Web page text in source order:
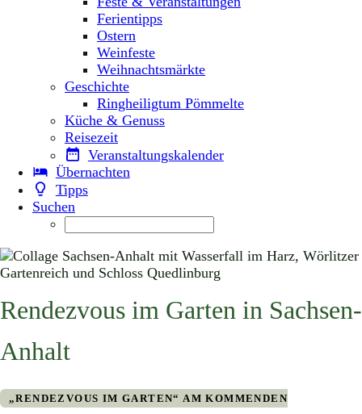
Ferientipps
Ostern
Weinfeste
Weihnachtsmärkte
Geschichte
Ringheiligtum Pömmelte
Küche & Genuss
Reisezeit
Veranstaltungskalender
Übernachten
Tipps
Suchen
Rendezvous im Garten in Sachsen-
Anhalt
„RENDEZVOUS IM GARTEN“ AM KOMMENDEN